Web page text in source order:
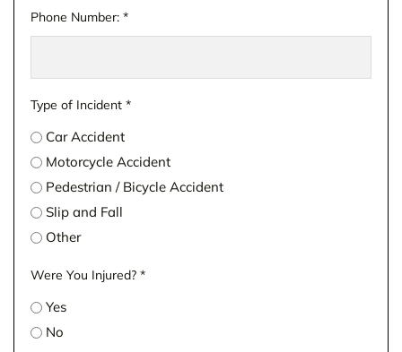
Phone Number: *
Type of Incident *
Car Accident
Motorcycle Accident
Pedestrian / Bicycle Accident
Slip and Fall
Other
Were You Injured? *
Yes
No